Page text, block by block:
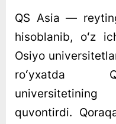
QS Asia —
hisoblanib, oʻz
Osiyo
roʻyxatda
quvontirdi.